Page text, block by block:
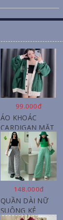
99.000đ
ÁO KHOÁC
CARDIGAN MẶT
CƯỜI NỮ CHẤT
NỈ COTTON
148.000đ
QUẦN DÀI NỮ
SUÔNG KẺ